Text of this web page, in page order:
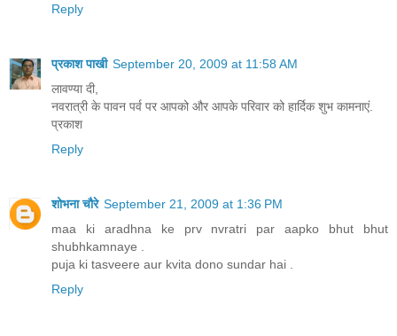
Reply
प्रकाश पाखी September 20, 2009 at 11:58 AM
लावण्या दी,
नवरात्री के पावन पर्व पर आपको और आपके परिवार को हार्दिक शुभ कामनाएं.
प्रकाश
Reply
शोभना चौरे September 21, 2009 at 1:36 PM
maa ki aradhna ke prv nvratri par aapko bhut bhut
shubhkamnaye .
puja ki tasveere aur kvita dono sundar hai .
Reply